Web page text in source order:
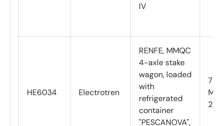
IV
HE6034 Electrotren
RENFE, MMQC
4-axle stake
wagon, loaded
with
refrigerated
container
"PESCANOVA",
7
Mar